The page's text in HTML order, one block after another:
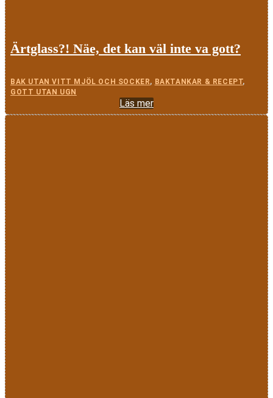
Ärtglass?! Näe, det kan väl inte va gott?
BAK UTAN VITT MJÖL OCH SOCKER, BAKTANKAR & RECEPT,
GOTT UTAN UGN
Läs mer